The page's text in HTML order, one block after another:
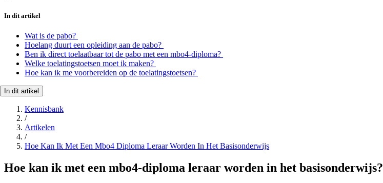
In dit artikel
Wat is de pabo?
Hoelang duurt een opleiding aan de pabo?
Ben ik direct toelaatbaar tot de pabo met een mbo4-diploma?
Welke toelatingstoetsen moet ik maken?
Hoe kan ik me voorbereiden op de toelatingstoetsen?
In dit artikel
Kennisbank
/
Artikelen
/
Hoe Kan Ik Met Een Mbo4 Diploma Leraar Worden In Het Basisonderwijs
Hoe kan ik met een mbo4-diploma leraar worden in het basisonderwijs?